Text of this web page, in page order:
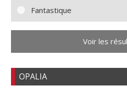
Fantastique
Voir les
OPALIA